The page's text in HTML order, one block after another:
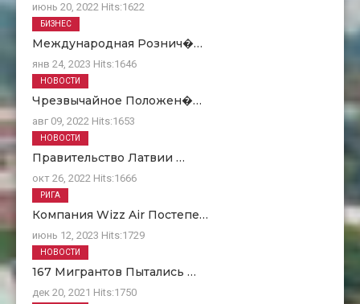
июнь 20, 2022 Hits:1622
Международная Рознич�…
янв 24, 2023 Hits:1646
БИЗНЕС
Чрезвычайное Положен�…
авг 09, 2022 Hits:1653
НОВОСТИ
Правительство Латвии …
окт 26, 2022 Hits:1666
НОВОСТИ
Компания Wizz Air Постепе…
июнь 12, 2023 Hits:1729
РИГА
167 Мигрантов Пытались …
дек 20, 2021 Hits:1750
НОВОСТИ